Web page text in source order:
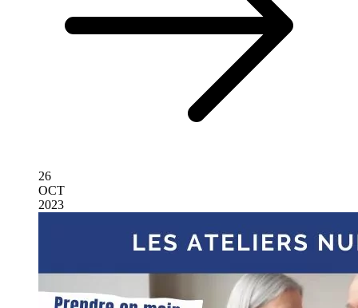
26
OCT
2023